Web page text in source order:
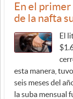
En el
de la nafta
El
esta manera,
seis meses del
la suba mensual